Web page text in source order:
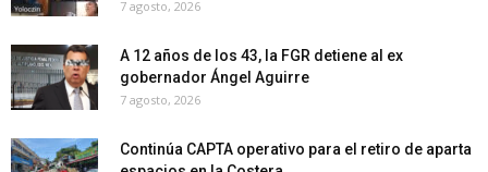
7 agosto, 2026
A 12 años de los 43, la FGR detiene al ex
gobernador Ángel Aguirre
7 agosto, 2026
Continúa CAPTA operativo para el retiro de aparta